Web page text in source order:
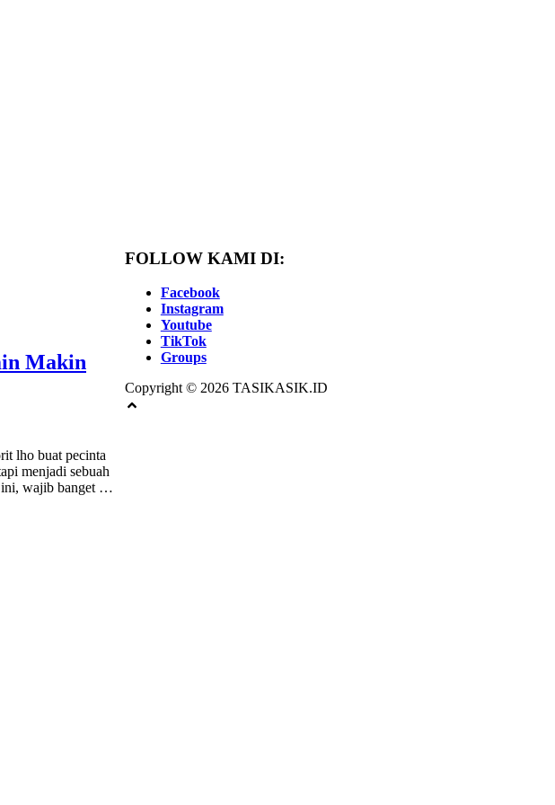
Makin
lho buat pecinta
menjadi sebuah
ini, wajib banget …
FOLLOW KAMI DI:
Facebook
Instagram
Youtube
TikTok
Groups
Copyright © 2026 TASIKASIK.ID